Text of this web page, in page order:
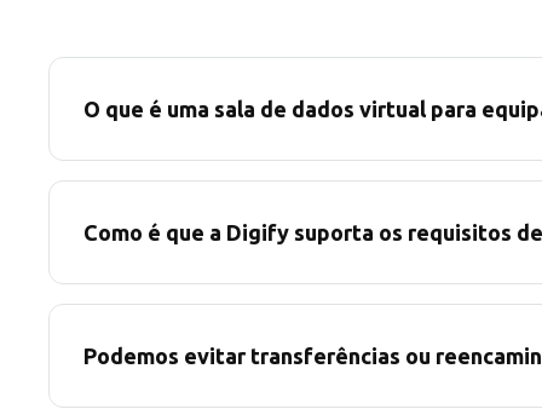
O que é uma sala de dados virtual para
Como é que a Digify suporta os requisitos
Podemos evitar transferências ou